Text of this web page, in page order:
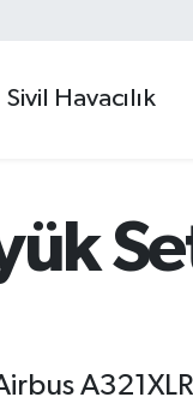
Sivil Havacılık